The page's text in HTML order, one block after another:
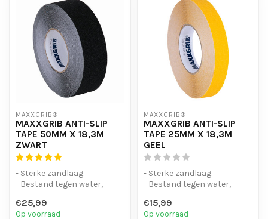
MAXXGRIB®
MAXXGRIB ANTI-SLIP
TAPE 50MM X 18,3M
ZWART
- Sterke zandlaag.
- Bestand tegen water,
- Is eenvo...
€25,99
Op voorraad
MAXXGRIB®
MAXXGRIB ANTI-SLIP
TAPE 25MM X 18,3M
GEEL
- Sterke zandlaag.
- Bestand tegen water,
- Is eenvo...
€15,99
Op voorraad